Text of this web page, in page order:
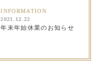
INFORMATION
2021.12.22
年末年始休業のお知らせ